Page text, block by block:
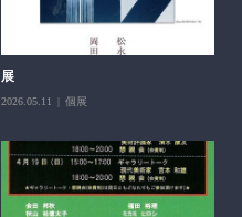
展
2026.05.11 個展